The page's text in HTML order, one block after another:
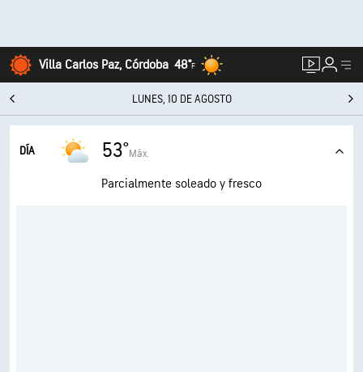
Villa Carlos Paz, Córdoba 48°F
LUNES, 10 DE AGOSTO
DÍA 53°Máx.
Parcialmente soleado y fresco